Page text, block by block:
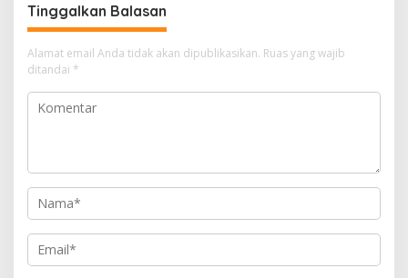
Tinggalkan Balasan
Alamat email Anda tidak akan dipublikasikan. Ruas yang wajib
ditandai *